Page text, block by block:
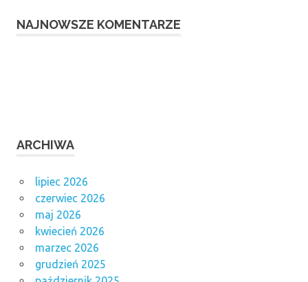
NAJNOWSZE KOMENTARZE
ARCHIWA
lipiec 2026
czerwiec 2026
maj 2026
kwiecień 2026
marzec 2026
grudzień 2025